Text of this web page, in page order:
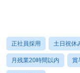
正社員採用 土日祝休
月残業20時間以内 賞